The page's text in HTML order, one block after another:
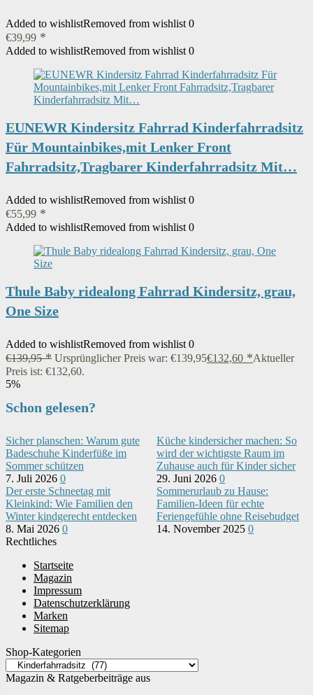
Added to wishlistRemoved from wishlist 0
€39,99
Added to wishlistRemoved from wishlist 0
EUNEWR Kindersitz Fahrrad Kinderfahrradsitz
Für Mountainbikes,mit Lenker Front
Fahrradsitz,Tragbarer Kinderfahrradsitz Mit…
Added to wishlistRemoved from wishlist 0
€55,99
Added to wishlistRemoved from wishlist 0
Thule Baby ridealong Fahrrad Kindersitz, grau,
One Size
Added to wishlistRemoved from wishlist 0
€139,95 Ursprünglicher Preis war: €139,95€132,60
Aktueller
Preis ist: €132,60.
5%
Schon gelesen?
Sicher planschen: Warum gute
Badeschuhe Kinderfüße im
Sommer schützen
7. Juli 2026 0
Küche kindersicher machen: So
wird der wichtigste Raum im
Zuhause auch für Kinder sicher
29. Juni 2026 0
Der erste Schneetag mit
Kleinkind: Wie Familien den
Winter kindgerecht entdecken
8. Mai 2026 0
Sommerurlaub zu Hause:
Familien-Ideen für echte
Feriengefühle ohne Reisebudget
14. November 2025 0
Rechtliches
Startseite
Magazin
Impressum
Datenschutzerklärung
Marken
Sitemap
Shop-Kategorien
Magazin & Ratgeberbeiträge aus